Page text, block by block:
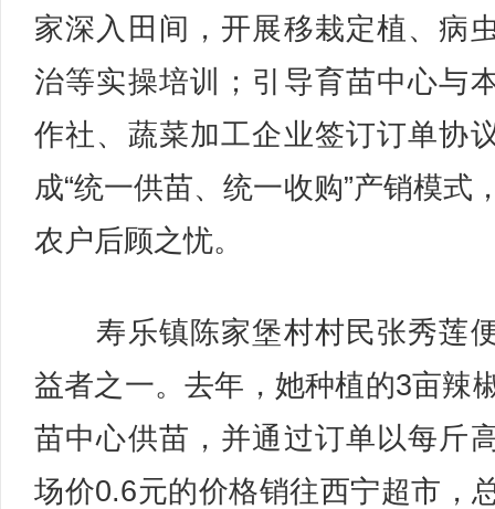
家深入田间，开展移栽定植、病
治等实操培训；引导育苗中心与
作社、蔬菜加工企业签订订单协
成“统一供苗、统一收购”产销模式
农户后顾之忧。
寿乐镇陈家堡村村民张秀莲
益者之一。去年，她种植的3亩辣
苗中心供苗，并通过订单以每斤
场价0.6元的价格销往西宁超市，